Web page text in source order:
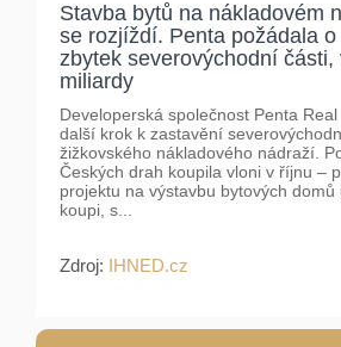
Stavba bytů na nákladovém
se rozjíždí. Penta požádala
zbytek severovýchodní části,
miliardy
Developerská společnost Penta
další krok k zastavění
žižkovského nákladového nádraží.
Českých drah koupila vloni v říjnu –
projektu na výstavbu bytových domů
koupi, s...
Zdroj: IHNED.cz